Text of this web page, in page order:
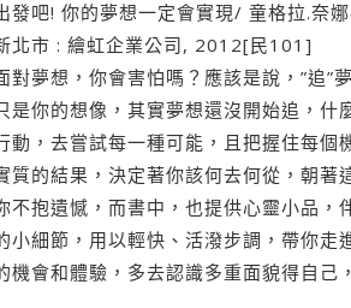
發吧! 你的夢想一定會實現/ 童格拉.奈
北市 : 繪虹企業公司, 2012[民101]
對夢想，你會害怕嗎？應該是說，”追”
是你的想像，其實夢想還沒開始追，
動，去嘗試每一種可能，且把握住每個
質的結果，決定著你該何去何從，朝著
不抱遺憾，而書中，也提供心靈小品，
小細節，用以輕快、活潑步調，帶你
機會和體驗，多去認識多重面貌得自己